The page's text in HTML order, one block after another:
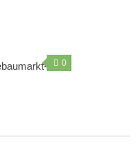
helfen: gooding!
0